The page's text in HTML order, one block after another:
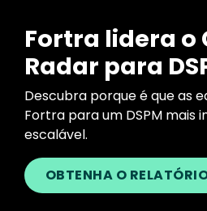
Fortra lidera o
Radar para
Descubra porque é que as
Fortra para um DSPM mais
escalável.
OBTENHA O